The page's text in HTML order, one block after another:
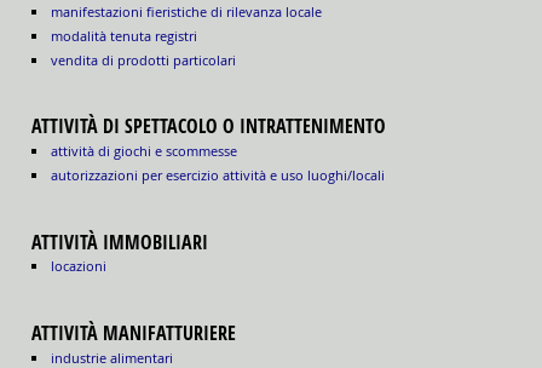
manifestazioni fieristiche di rilevanza locale
modalità tenuta registri
vendita di prodotti particolari
ATTIVITÀ DI SPETTACOLO O INTRATTENIMENTO
attività di giochi e scommesse
autorizzazioni per esercizio attività e uso luoghi/locali
ATTIVITÀ IMMOBILIARI
locazioni
ATTIVITÀ MANIFATTURIERE
industrie alimentari